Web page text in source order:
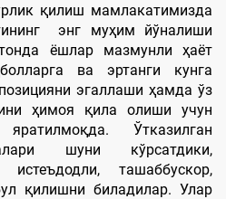
қилиш мамлакатимизда
энг муҳим йўналиши
ёшлар мазмунли ҳаёт
ва эртанги кунга
эгаллаши ҳамда ўз
ҳимоя қила олиши учун
Ўтказилган
шуни кўрсатдики,
ташаббускор,
қилишни биладилар. Улар